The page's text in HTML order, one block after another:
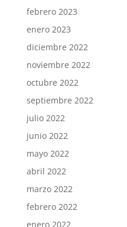
febrero 2023
enero 2023
diciembre 2022
noviembre 2022
octubre 2022
septiembre 2022
julio 2022
junio 2022
mayo 2022
abril 2022
marzo 2022
febrero 2022
enero 2022